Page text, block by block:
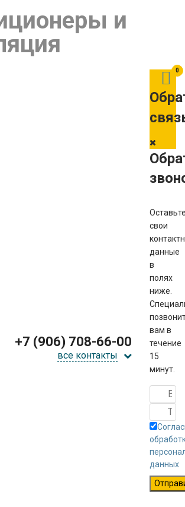
+7 (906) 708-66-00
все контакты
0
свои
данные
в
полях
ниже.
вам в
течение
15
минут.
данных